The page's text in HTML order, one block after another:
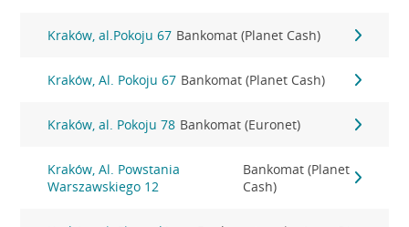
Kraków, al.Pokoju 67 Bankomat (Planet Cash)
Kraków, Al. Pokoju 67 Bankomat (Planet Cash)
Kraków, al. Pokoju 78 Bankomat (Euronet)
Kraków, Al. Powstania
Warszawskiego 12
Bankomat (Planet
Cash)